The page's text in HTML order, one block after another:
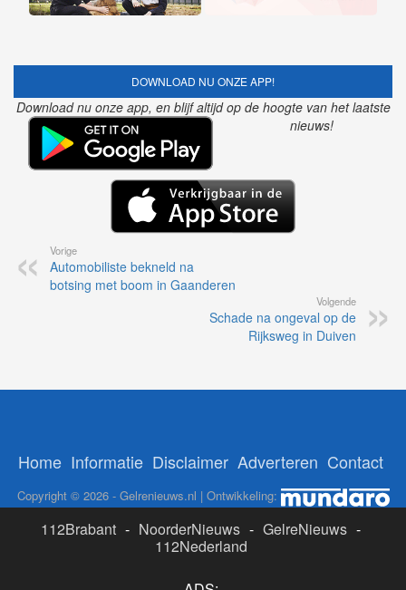
DOWNLOAD NU ONZE APP!
Download nu onze app, en blijf altijd op de hoogte van het laatste
nieuws!
Vorige
Automobiliste bekneld na
botsing met boom in Gaanderen
Volgende
Schade na ongeval op de
Rijksweg in Duiven
Home Informatie Disclaimer Adverteren Contact
Copyright © 2026 - Gelrenieuws.nl | Ontwikkeling:
112Brabant - NoorderNieuws - GelreNieuws -
112Nederland